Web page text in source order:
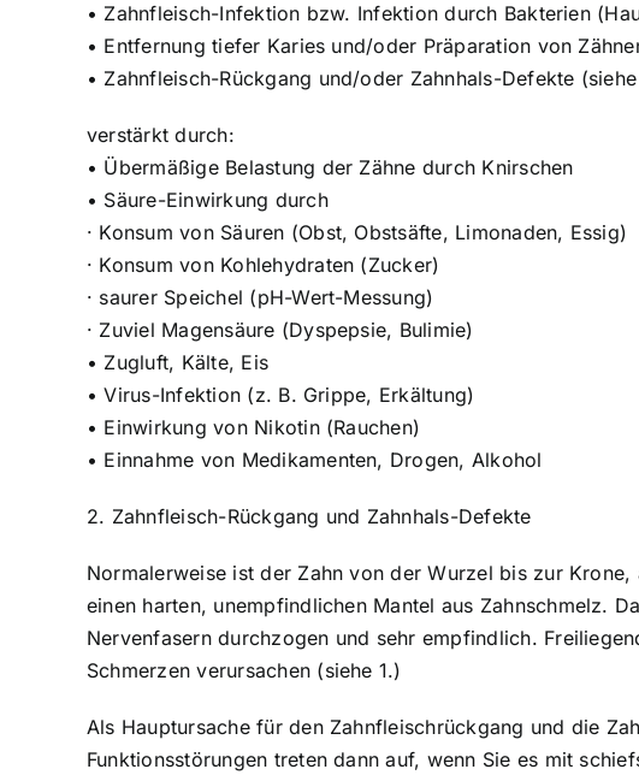
• Zahnfleisch-Infektion bzw. Infektion durch Bakterien
• Entfernung tiefer Karies und/oder Präparation von
• Zahnfleisch-Rückgang und/oder Zahnhals-Defekte
verstärkt durch:
• Übermäßige Belastung der Zähne durch Knirschen
• Säure-Einwirkung durch
· Konsum von Säuren (Obst, Obstsäfte, Limonaden, Essig)
· Konsum von Kohlehydraten (Zucker)
· saurer Speichel (pH-Wert-Messung)
· Zuviel Magensäure (Dyspepsie, Bulimie)
• Zugluft, Kälte, Eis
• Virus-Infektion (z. B. Grippe, Erkältung)
• Einwirkung von Nikotin (Rauchen)
• Einnahme von Medikamenten, Drogen, Alkohol
2. Zahnfleisch-Rückgang und Zahnhals-Defekte
Normalerweise ist der Zahn von der Wurzel bis zur
einen harten, unempfindlichen Mantel aus Zahnschmelz.
Nervenfasern durchzogen und sehr empfindlich.
Schmerzen verursachen (siehe 1.)
Als Hauptursache für den Zahnfleischrückgang und die
Funktionsstörungen treten dann auf, wenn Sie es mit